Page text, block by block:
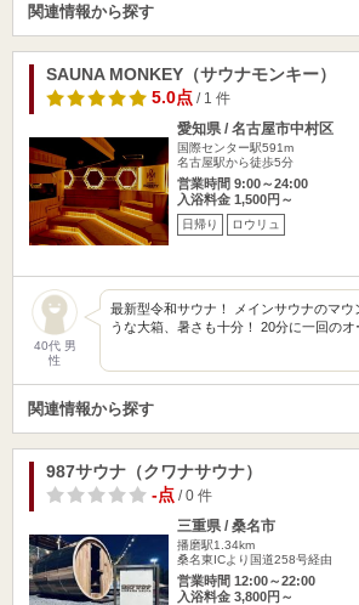
関連情報から探す
SAUNA MONKEY（サウナモンキー）
5.0点/ 1 件
愛知県 / 名古屋市中村区
国際センター駅591m
名古屋駅から徒歩5分
営業時間 9:00～24:00
入浴料金 1,500円～
日帰り ロウリュ
40代 男
性
最新型令和サウナ！ メインサウナのマウ
うな大箱、暑さも十分！ 20分に一回のオ
関連情報から探す
987サウナ（クワナサウナ）
-点/ 0 件
三重県 / 桑名市
播磨駅1.34km
桑名東ICより国道258号経由
営業時間 12:00～22:00
入浴料金 3,800円～